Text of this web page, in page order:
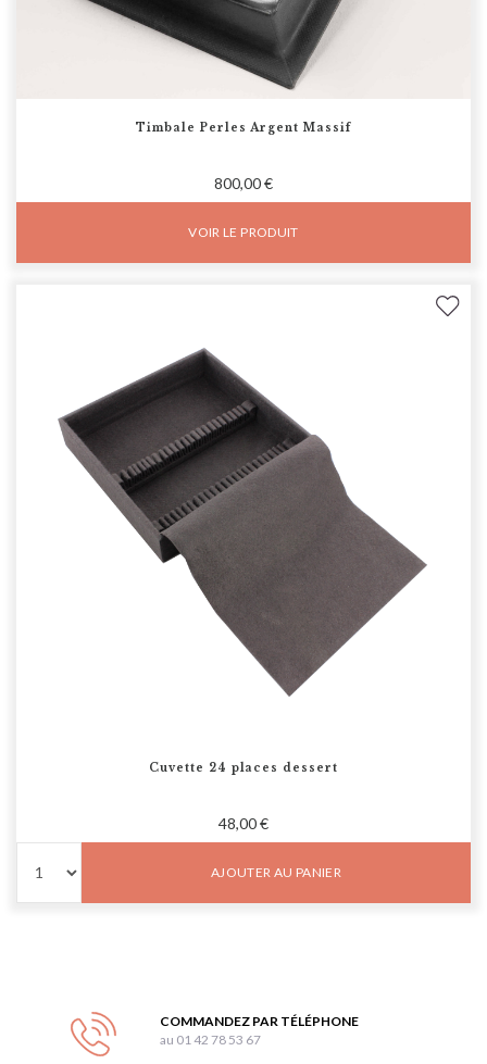
Timbale Perles Argent Massif
800,00 €
VOIR LE PRODUIT
Cuvette 24 places dessert
48,00 €
AJOUTER AU PANIER
COMMANDEZ PAR TÉLÉPHONE
au 01 42 78 53 67